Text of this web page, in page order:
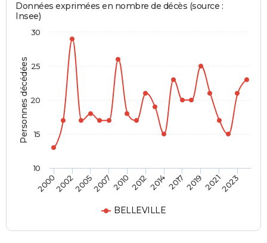
Personnes décédées
Données exprimées en nombre de décès (source :
Insee)
BELLEVILLE
20002002200520072010201220142017201920212023
10
15
20
25
30